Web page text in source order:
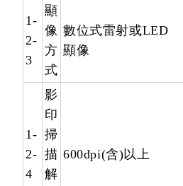
1-
2-
3
顯
像
方
式
數位式雷射或LED
顯像
1-
2-
4
影
印
掃
描
解
600dpi(含)以上